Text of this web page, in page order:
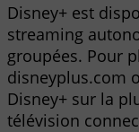
Disney+ est
streaming
groupées. Pour
disneyplus.com
Disney+ sur la
télévision